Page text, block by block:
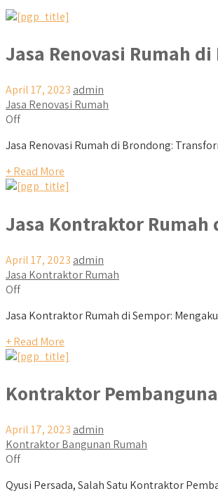
Jasa Renovasi Rumah
April 17, 2023 admin
Jasa Renovasi Rumah
Off
Jasa Renovasi Rumah di Brondong:
+ Read More
Jasa Kontraktor Rumah
April 17, 2023 admin
Jasa Kontraktor Rumah
Off
Jasa Kontraktor Rumah di Sempor:
+ Read More
Kontraktor
April 17, 2023 admin
Kontraktor Bangunan Rumah
Off
Qyusi Persada, Salah Satu Kontraktor